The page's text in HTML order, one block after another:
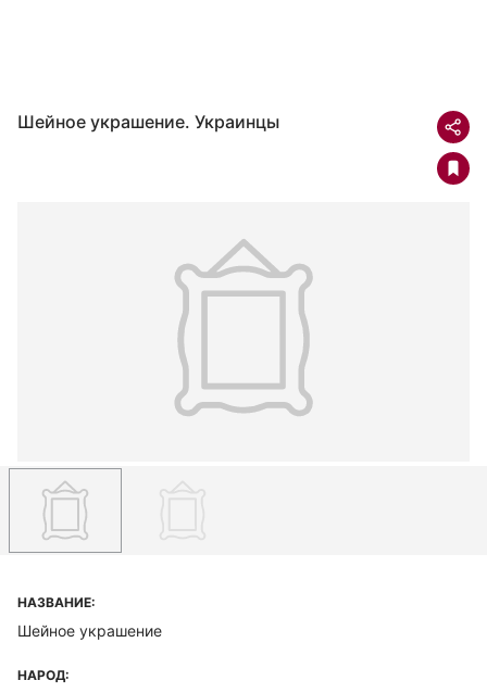
Шейное украшение. Украинцы
НАЗВАНИЕ:
Шейное украшение
НАРОД: